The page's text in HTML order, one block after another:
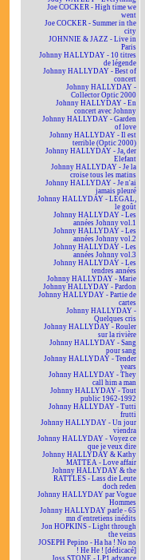
Joe COCKER - High time we
went
Joe COCKER - Summer in the
city
JOHNNIE & JAZZ - Live in
Paris
Johnny HALLYDAY - 10 titres
de légende
Johnny HALLYDAY - Best of
concert
Johnny HALLYDAY -
Collector Optic 2000
Johnny HALLYDAY - En
concert avec Johnny
Johnny HALLYDAY - Garden
of love
Johnny HALLYDAY - Il est
terrible (Optic 2000)
Johnny HALLYDAY - Ja, der
Elefant
Johnny HALLYDAY - Je la
croise tous les matins
Johnny HALLYDAY - Je n'ai
jamais pleuré
Johnny HALLYDAY - LEGAL,
le goût
Johnny HALLYDAY - Les
années Johnny vol.1
Johnny HALLYDAY - Les
années Johnny vol.2
Johnny HALLYDAY - Les
années Johnny vol.3
Johnny HALLYDAY - Les
tendres années
Johnny HALLYDAY - Marie
Johnny HALLYDAY - Pardon
Johnny HALLYDAY - Partie de
cartes
Johnny HALLYDAY -
Quelques cris
Johnny HALLYDAY - Rouler
sur la rivière
Johnny HALLYDAY - Sang
pour sang
Johnny HALLYDAY - Tender
years
Johnny HALLYDAY - They
call him a man
Johnny HALLYDAY - Tout
public 1962-1992
Johnny HALLYDAY - Tutti
frutti
Johnny HALLYDAY - Un jour
viendra
Johnny HALLYDAY - Voyez ce
que je veux dire
Johnny HALLYDAY & Kathy
MATTEA - Love affair
Johnny HALLYDAY & the
RATTLES - Lass die Leute
doch reden
Johnny HALLYDAY par Vogue
Hommes
Johnny HALLYDAY parle - 65
mn d'entretiens inédits
Jon HOPKINS - Light through
the veins
JOSEPH Pepino - Ha ha ! No no
! He He ! [dédicacé]
Joss STONE - LP1 advance